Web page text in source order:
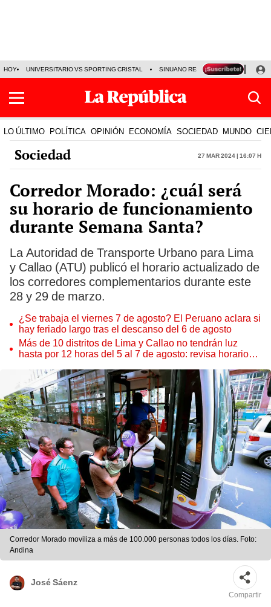
HOY UNIVERSITARIO VS SPORTING CRISTAL SINUANO RESULTADOS HOY
LO ÚLTIMO POLÍTICA OPINIÓN ECONOMÍA SOCIEDAD MUNDO
Sociedad 27 Mar 2024 | 16:07 h
Corredor Morado: ¿cuál será
su horario de funcionamiento
durante Semana Santa?
La Autoridad de Transporte Urbano para Lima
y Callao (ATU) publicó el horario actualizado de
los corredores complementarios durante este
28 y 29 de marzo.
¿Se trabaja el viernes 7 de agosto? El Peruano aclara si
hay feriado largo tras el descanso del 6 de agosto
Más de 10 distritos de Lima y Callao no tendrán luz
hasta por 12 horas del 5 al 7 de agosto: revisa horarios y
Corredor Morado moviliza a más de 100.000 personas todos los días. Foto:
Andina
José Sáenz
Compartir